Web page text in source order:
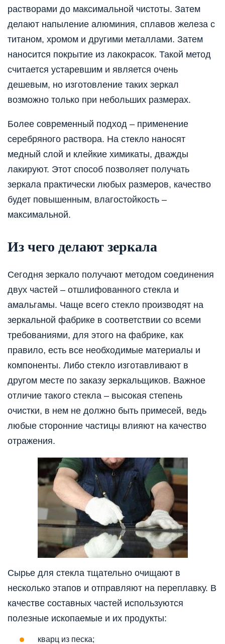
растворами до максимальной чистоты. Затем
делают напыление алюминия, сплавов железа с
титаном, хромом и другими металлами. Затем
наносится покрытие из лакокрасок. Такой метод
считается устаревшим и является очень
дешевым, но изготовление таких зеркал
возможно только при небольших размерах.
Более современный подход – применение
серебряного раствора. На стекло наносят
медный слой и клейкие химикаты, дважды
лакируют. Этот способ позволяет получать
зеркала практически любых размеров, качество
будет повышенным, влагостойкость –
максимальной.
Из чего делают зеркала
Сегодня зеркало получают методом соединения
двух частей – отшлифованного стекла и
амальгамы. Чаще всего стекло производят на
зеркальной фабрике в соответствии со всеми
требованиями, для этого на фабрике, как
правило, есть все необходимые материалы и
компоненты. Либо стекло изготавливают в
другом месте по заказу зеркальщиков. Важное
отличие такого стекла – высокая степень
очистки, в нем не должно быть примесей, ведь
любые сторонние частицы влияют на качество
отражения.
Сырье для стекла тщательно очищают в
несколько этапов и отправляют на переплавку. В
качестве составных частей используются
полезные ископаемые и их продукты:
кварц из песка;